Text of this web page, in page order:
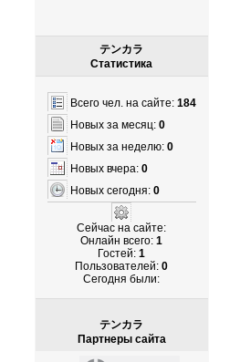
テンカラ
Статистика
Всего чел. на сайте: 184
Новых за месяц:0
Новых за неделю:0
Новых вчера:0
Новых сегодня:0
Сейчас на сайте:
Онлайн всего:1
Гостей:1
Пользователей:0
Cегодня были:
テンカラ
Партнеры сайта